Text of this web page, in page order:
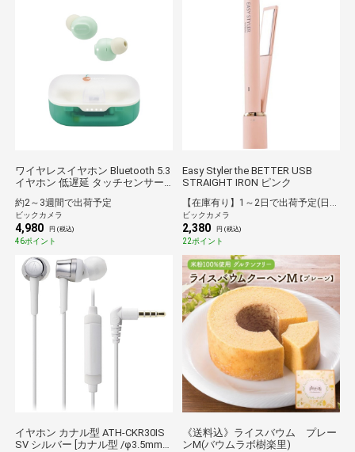
ワイヤレスイヤホン Bluetooth 5.3
イヤホン 低遅延 タッチセンサー
種対応 】 AAC対応 密閉型 Type‐C
充電 ブルートゥース メロン メロ
ン LBT-TWS16CSGN [ワイヤレス
(左右分離) /カナル型 /Bluetooth対
約2～3週間で出荷予定
ビックカメラ
4,980 円 (税込)
46ポイント
Easy Styler the BETTER USB
STRAIGHT IRON ピンク
【在庫有り】1～2日で出荷予定(日付指定可)
ビックカメラ
2,380 円 (税込)
22ポイント
イヤホン カナル型 ATH-CKR30IS
SV シルバー [カナル型 /φ3.5mm
《送料込》ライスバウム プレー
ンM(バウムラボ樹楽里)